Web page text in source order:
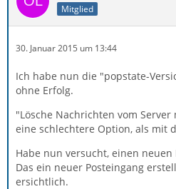
Mitglied
30. Januar 2015 um 13:44
Ich habe nun die "popstate-
ohne Erfolg.
"Lösche Nachrichten vom
eine schlechtere Option, als mit
Habe nun versucht, einen
Das ein neuer Posteingang
ersichtlich.